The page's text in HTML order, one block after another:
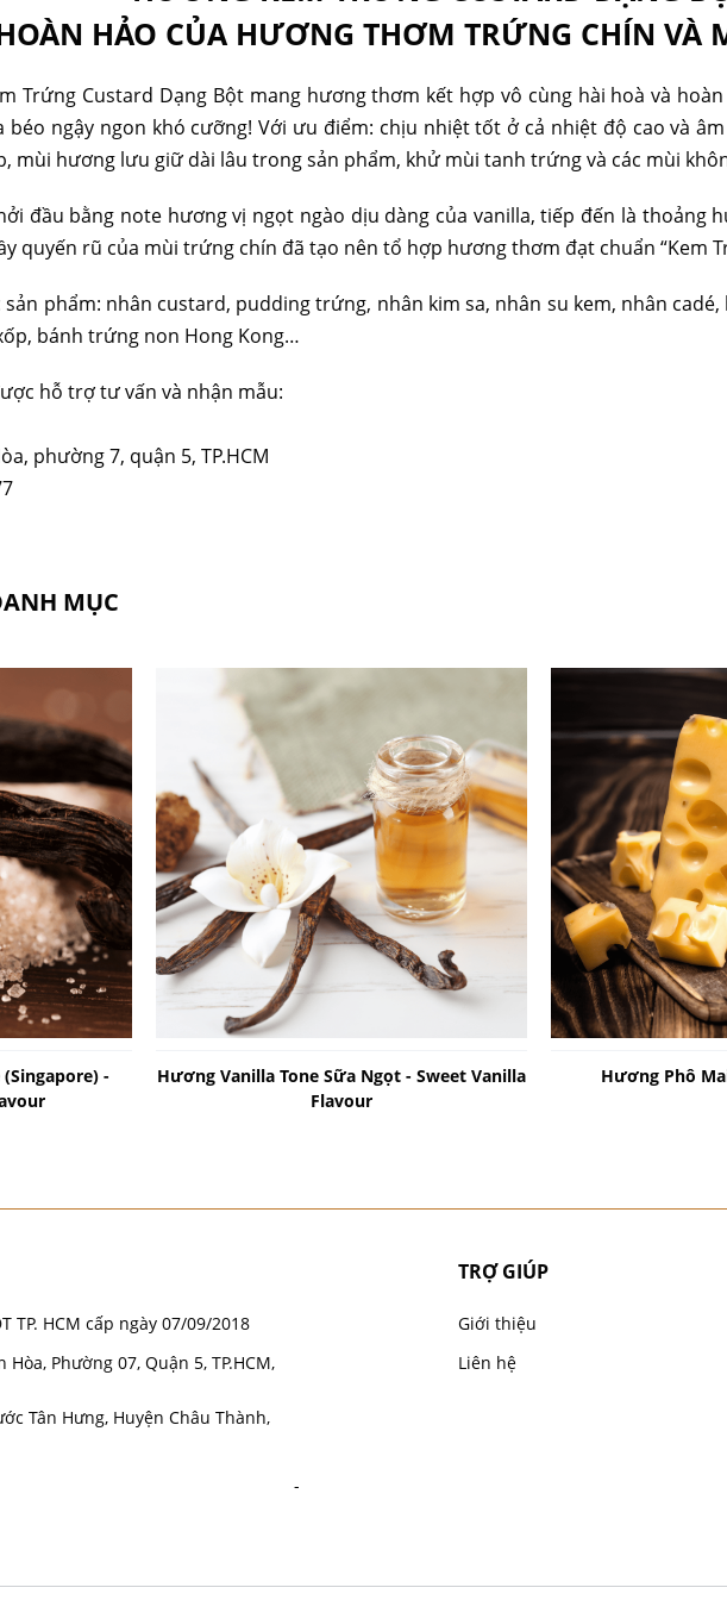
HẢO CỦA HƯƠNG THƠM TRỨNG CHÍN VÀ
Trứng Custard Dạng Bột mang hương thơm kết hợp vô cùng hài hoà và
béo ngậy ngon khó cưỡng! Với ưu điểm: chịu nhiệt tốt ở cả nhiệt độ cao và
mùi hương lưu giữ dài lâu trong sản phẩm, khử mùi tanh trứng và các mùi
đầu bằng note hương vị ngọt ngào dịu dàng của vanilla, tiếp đến là thoảng
quyến rũ của mùi trứng chín đã tạo nên tổ hợp hương thơm đạt chuẩn “Kem
sản phẩm: nhân custard, pudding trứng, nhân kim sa, nhân su kem, nhân
bánh trứng non Hong Kong…
hỗ trợ tư vấn và nhận mẫu:
phường 7, quận 5, TP.HCM
MỤC
-
Hương Vanilla Tone Sữa Ngọt - Sweet Vanilla
Flavour
Hương Phô
TP. HCM cấp ngày 07/09/2018
Hòa, Phường 07, Quận 5, TP.HCM,
Tân Hưng, Huyện Châu Thành,
TRỢ GIÚP
Giới thiệu
Liên hệ